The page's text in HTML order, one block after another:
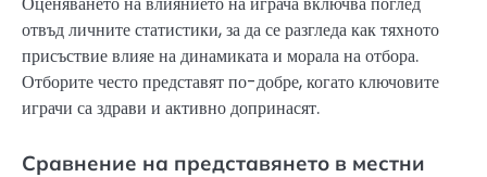
отвъд личните статистики, за да се разгледа как тяхното
присъствие влияе на динамиката и морала на отбора.
Отборите често представят по-добре, когато ключовите
играчи са здрави и активно допринасят.
Сравнение на представянето в местни